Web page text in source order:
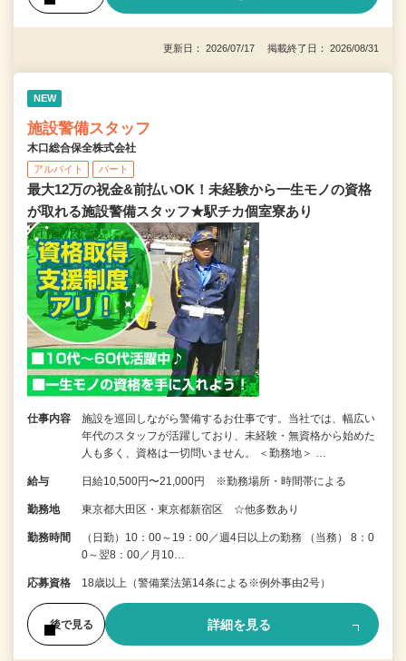
更新日： 2026/07/17 掲載終了日： 2026/08/31
NEW
施設警備スタッフ
木口総合保全株式会社
アルバイト パート
最大12万の祝金&前払いOK！未経験から一生モノの資格
が取れる施設警備スタッフ★駅チカ個室寮あり
仕事内容
施設を巡回しながら警備するお仕事です。当社では、幅広い
年代のスタッフが活躍しており、未経験・無資格から始めた
人も多く、資格は一切問いません。 ＜勤務地＞ …
給与 日給10,500円〜21,000円 ※勤務場所・時間帯による
勤務地 東京都大田区・東京都新宿区 ☆他多数あり
勤務時間
（日勤）10：00～19：00／週4日以上の勤務 （当務） 8：0
0～翌8：00／月10…
応募資格 18歳以上（警備業法第14条による※例外事由2号）
後で見る 詳細を見る